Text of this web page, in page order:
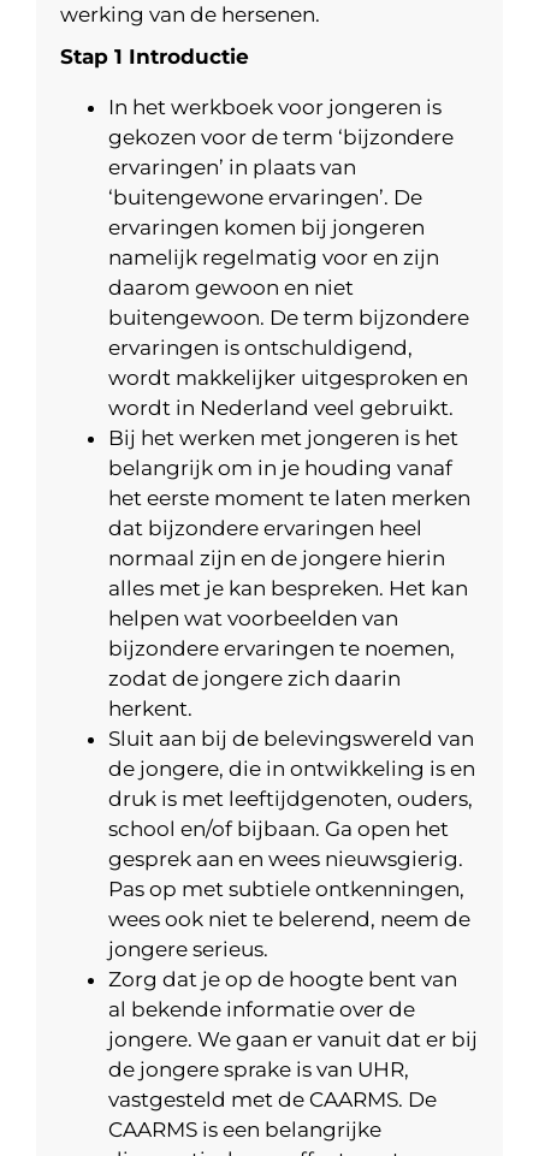
werking van de hersenen.
Stap 1 Introductie
In het werkboek voor jongeren is
gekozen voor de term ‘bijzondere
ervaringen’ in plaats van
‘buitengewone ervaringen’. De
ervaringen komen bij jongeren
namelijk regelmatig voor en zijn
daarom gewoon en niet
buitengewoon. De term bijzondere
ervaringen is ontschuldigend,
wordt makkelijker uitgesproken en
wordt in Nederland veel gebruikt.
Bij het werken met jongeren is het
belangrijk om in je houding vanaf
het eerste moment te laten merken
dat bijzondere ervaringen heel
normaal zijn en de jongere hierin
alles met je kan bespreken. Het kan
helpen wat voorbeelden van
bijzondere ervaringen te noemen,
zodat de jongere zich daarin
herkent.
Sluit aan bij de belevingswereld van
de jongere, die in ontwikkeling is en
druk is met leeftijdgenoten, ouders,
school en/of bijbaan. Ga open het
gesprek aan en wees nieuwsgierig.
Pas op met subtiele ontkenningen,
wees ook niet te belerend, neem de
jongere serieus.
Zorg dat je op de hoogte bent van
al bekende informatie over de
jongere. We gaan er vanuit dat er bij
de jongere sprake is van UHR,
vastgesteld met de CAARMS. De
CAARMS is een belangrijke